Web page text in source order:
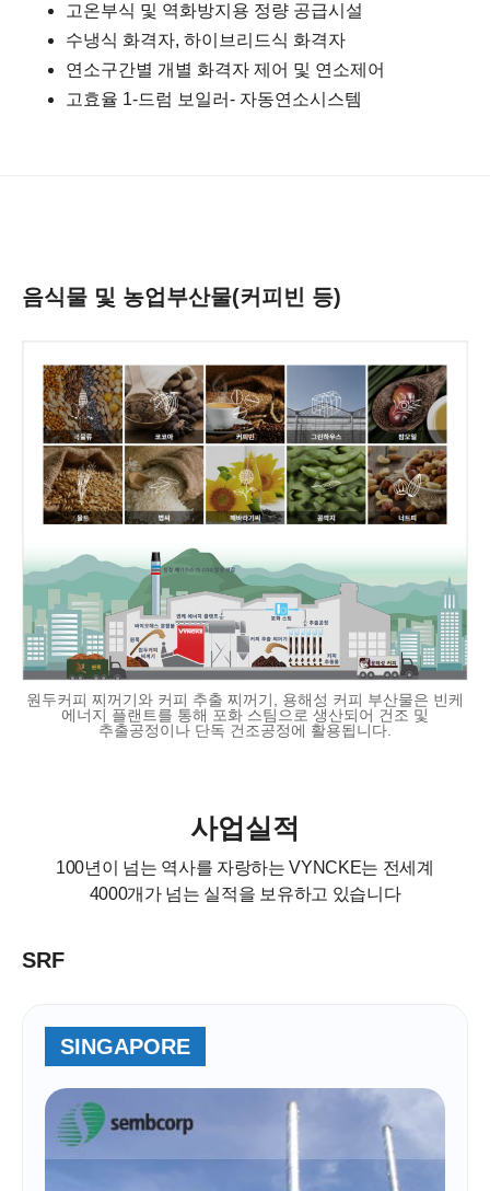
고온부식 및 역화방지용 정량 공급시설
수냉식 화격자, 하이브리드식 화격자
연소구간별 개별 화격자 제어 및 연소제어
고효율 1-드럼 보일러- 자동연소시스템
음식물 및 농업부산물(커피빈 등)
원두커피 찌꺼기와 커피 추출 찌꺼기, 용해성 커피 부산물은 빈케
에너지 플랜트를 통해 포화 스팀으로 생산되어 건조 및
추출공정이나 단독 건조공정에 활용됩니다.
사업실적
100년이 넘는 역사를 자랑하는 VYNCKE는 전세계
4000개가 넘는 실적을 보유하고 있습니다
SRF
SINGAPORE